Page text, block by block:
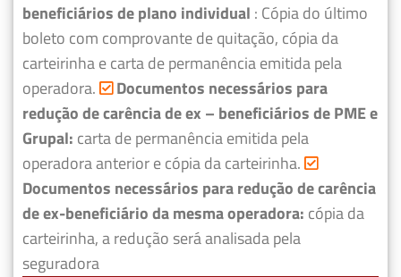
beneficiários de plano individual : Cópia do último
boleto com comprovante de quitação, cópia da
carteirinha e carta de permanência emitida pela
operadora.
Documentos necessários para
redução de carência de ex – beneficiários de PME e
Grupal: carta de permanência emitida pela
operadora anterior e cópia da carteirinha.
Documentos necessários para redução de carência
de ex-beneficiário da mesma operadora: cópia da
carteirinha, a redução será analisada pela
seguradora